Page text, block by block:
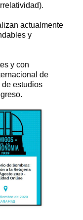
actualmente
y
y con
de
de estudios